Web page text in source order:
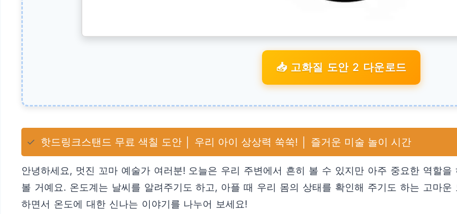
📥 고화질 도안 2 다운로드
✓ 핫드링크스탠드 무료 색칠 도안 │ 우리 아이 상상력 쑥쑥! │ 즐거운 미술 놀이 시간
안녕하세요, 멋진 꼬마 예술가 여러분! 오늘은 우리 주변에서 흔히 볼 수 있지만 아주 중요한 역할
볼 거예요. 온도계는 날씨를 알려주기도 하고, 아플 때 우리 몸의 상태를 확인해 주기도 하는 고마
하면서 온도에 대한 신나는 이야기를 나누어 보세요!